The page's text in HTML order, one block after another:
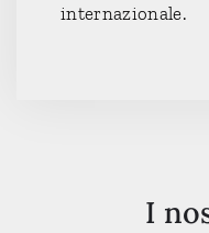
internazionale.
I